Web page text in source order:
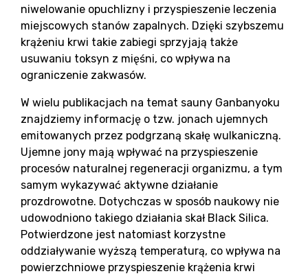
niwelowanie opuchlizny i przyspieszenie leczenia
miejscowych stanów zapalnych. Dzięki szybszemu
krążeniu krwi takie zabiegi sprzyjają także
usuwaniu toksyn z mięśni, co wpływa na
ograniczenie zakwasów.
W wielu publikacjach na temat sauny Ganbanyoku
znajdziemy informację o tzw. jonach ujemnych
emitowanych przez podgrzaną skałę wulkaniczną.
Ujemne jony mają wpływać na przyspieszenie
procesów naturalnej regeneracji organizmu, a tym
samym wykazywać aktywne działanie
prozdrowotne. Dotychczas w sposób naukowy nie
udowodniono takiego działania skał Black Silica.
Potwierdzone jest natomiast korzystne
oddziaływanie wyższą temperaturą, co wpływa na
powierzchniowe przyspieszenie krążenia krwi